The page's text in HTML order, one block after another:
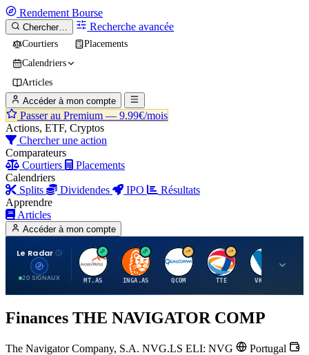
Rendement Bourse
Chercher… Recherche avancée
Courtiers
Placements
Calendriers
Articles
Accéder à mon compte
Passer au Premium — 9.99€/mois
Actions, ETF, Cryptos
Chercher une action
Comparateurs
Courtiers
Placements
Calendriers
Splits
Dividendes IPO
Résultats
Apprendre
Articles
Accéder à mon compte
Le Radar
20 SIGNAUX
A
MT.AS
I
INGA.AS
Q
QCOM
T
TTE VK.PA
Finances THE NAVIGATOR COMP
The Navigator Company, S.A. NVG.LS ELI: NVG
Portugal